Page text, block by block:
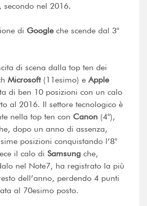
secondo nel 2016.
di Googleche scende dal 3°
di scena dalla top ten dei
Microsoft(11esimo) e Apple
di ben 10 posizioni con un calo
al 2016. Il settore tecnologico è
nella top ten con Canon (4°),
dopo un anno di assenza,
posizioni conquistando l’8°
il calo di Samsung che,
nel Note7, ha registrato la più
dell’anno, perdendo 4 punti
al 70esimo posto.